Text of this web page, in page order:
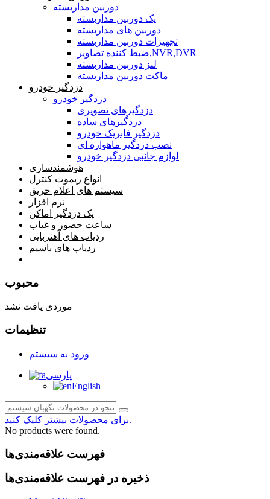
دوربین مداربسته
پک دوربین مداربسته
دوربین های مداربسته
تجهیزات دوربین مداربسته
ضبط کننده تصاویر,NVR,DVR
لنز دوربین مداربسته
ماکت دوربین مداربسته
دزدگیر خودرو
دزدگیر خودرو
دزدگیرهای تصویری
دزدگیرهای ساده
دزدگیر فابریک خودرو
نصب دزدگیر ماهواره ای
لوازم جانبی دزدگیر خودرو
هوشمندسازی
انواع ریموت کنترل
سیستم های اعلام حریق
نرم افزار
پک دزدگیر اماکن
ساعت حضور و غیاب
ردیاب های آهنربایی
ردیاب های باسیم
محبوب
موردی یافت نشد
تنظیمات
ورود به سیستم
پارسی
English
برای محصولات بیشتر کلیک کنید.
No products were found.
فهرست علاقه‌مندی‌ها
ذخیره در فهرست علاقه‌مندی‌ها